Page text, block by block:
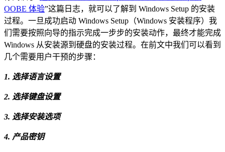
OOBE 体验”这篇日志，就可以了解到 Windows Setup 的安装
过程。一旦成功启动 Windows Setup（Windows 安装程序）我
们需要按照向导的指示完成一步步的安装动作，最终才能完成
Windows 从安装源到硬盘的安装过程。在前文中我们可以看到
几个需要用户干预的步骤：
1. 选择语言设置
2. 选择键盘设置
3. 选择安装选项
4. 产品密钥